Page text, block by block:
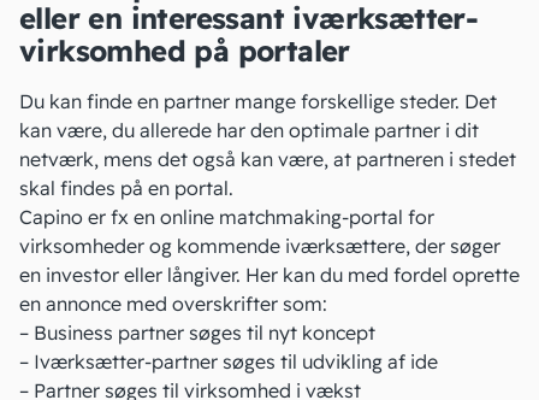
eller en interessant iværksætter-
virksomhed på portaler
Du kan finde en partner mange forskellige steder. Det
kan være, du allerede har den optimale partner i dit
netværk, mens det også kan være, at partneren i stedet
skal findes på en portal.
Capino er fx en online matchmaking-portal for
virksomheder og kommende iværksættere, der søger
en investor eller långiver. Her kan du med fordel oprette
en annonce med overskrifter som:
– Business partner søges til nyt koncept
– Iværksætter-partner søges til udvikling af ide
– Partner søges til virksomhed i vækst